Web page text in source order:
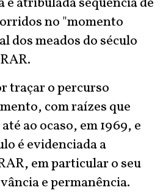
no "momento
dos meados do século
traçar o percurso
com raízes que
ao ocaso, em 1969, e
é evidenciada a
em particular o seu
e permanência.